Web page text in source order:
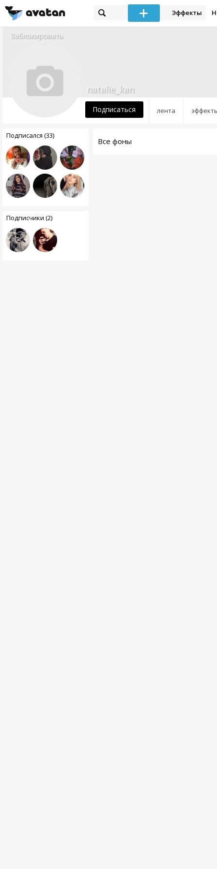
Эффекты
Заблокировать
лента
natalie_kan
Подписаться
Подписался (33)
Подписчики (2)
Все фоны